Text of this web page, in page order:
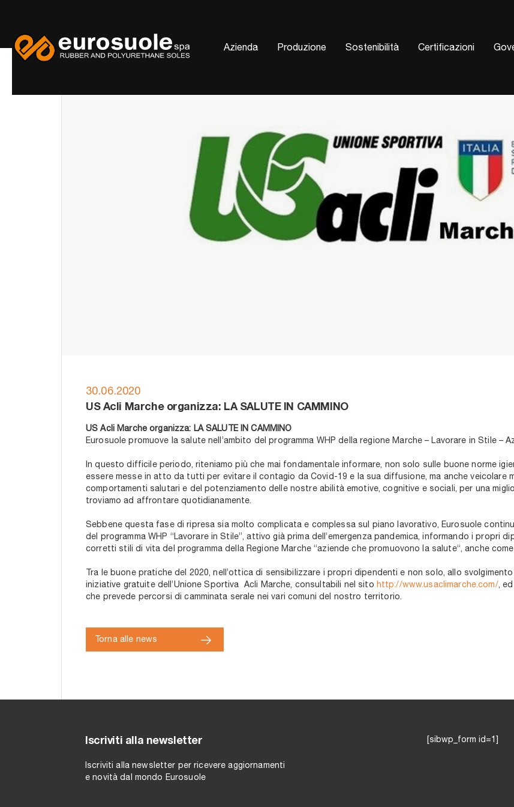
Azienda(current)Produzione Sostenibilità Certificazioni
30.06.2020
US Acli Marche organizza: LA SALUTE IN CAMMINO
US Acli Marche organizza: LA SALUTE IN CAMMINO
Eurosuole promuove la salute nell’ambito del programma WHP della regione Marche – Lavorare in Stile –
In questo difficile periodo, riteniamo più che mai fondamentale informare, non solo sulle buone norme
essere messe in atto da tutti per evitare il contagio da Covid-19 e la sua diffusione, ma anche veicolare
comportamenti salutari e del potenziamento delle nostre abilità emotive, cognitive e sociali, per una
troviamo ad affrontare quotidianamente.
Sebbene questa fase di ripresa sia molto complicata e complessa sul piano lavorativo, Eurosuole
del programma WHP “Lavorare in Stile”, attivo già prima dell’emergenza pandemica, informando i propri
corretti stili di vita del programma della Regione Marche “aziende che promuovono la salute“, anche
Tra le buone pratiche del 2020, nell’ottica di sensibilizzare i propri dipendenti e non solo, allo
iniziative gratuite dell’Unione Sportiva Acli Marche, consultabili nel sito http://www.usaclimarche.com/,
che prevede percorsi di camminata serale nei vari comuni del nostro territorio.
Torna alle news
Iscriviti alla newsletter
Iscriviti alla newsletter per ricevere aggiornamenti
e novità dal mondo Eurosuole
[sibwp_form id=1]